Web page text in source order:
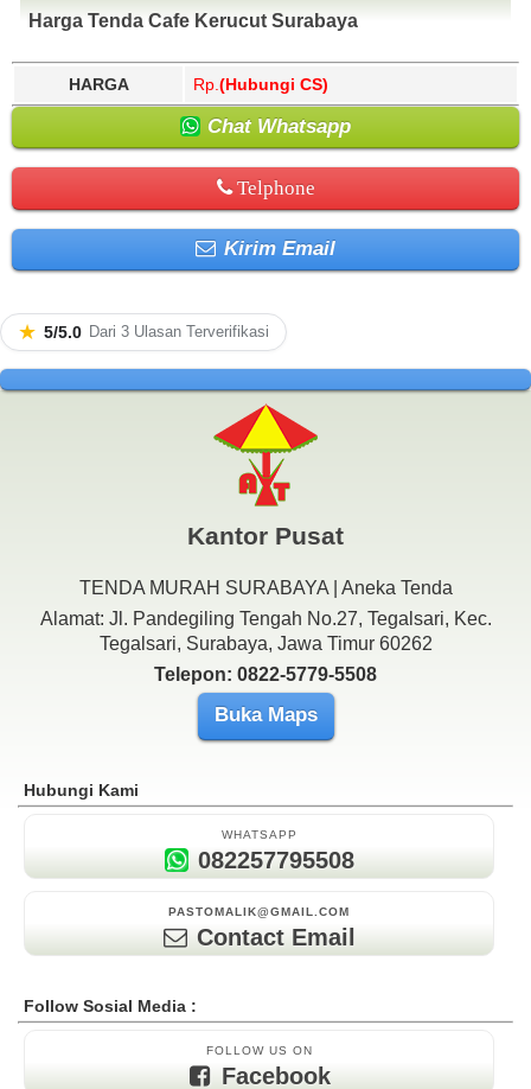
Harga Tenda Cafe Kerucut Surabaya
HARGA Rp. (Hubungi CS)
Chat Whatsapp
Telphone
Kirim Email
★ 5/5.0 Dari 3 Ulasan Terverifikasi
Kantor Pusat
TENDA MURAH SURABAYA | Aneka Tenda
Alamat: Jl. Pandegiling Tengah No.27, Tegalsari, Kec.
Tegalsari, Surabaya, Jawa Timur 60262
Telepon: 0822-5779-5508
Buka Maps
Hubungi Kami
WHATSAPP
082257795508
PASTOMALIK@GMAIL.COM
Contact Email
Follow Sosial Media :
FOLLOW US ON
Facebook